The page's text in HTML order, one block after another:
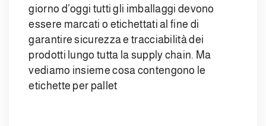
giorno d’oggi tutti gli imballaggi devono
essere marcati o etichettati al fine di
garantire sicurezza e tracciabilità dei
prodotti lungo tutta la supply chain. Ma
vediamo insieme cosa contengono le
etichette per pallet